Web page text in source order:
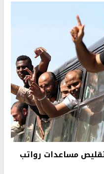
مساعدات رواتب